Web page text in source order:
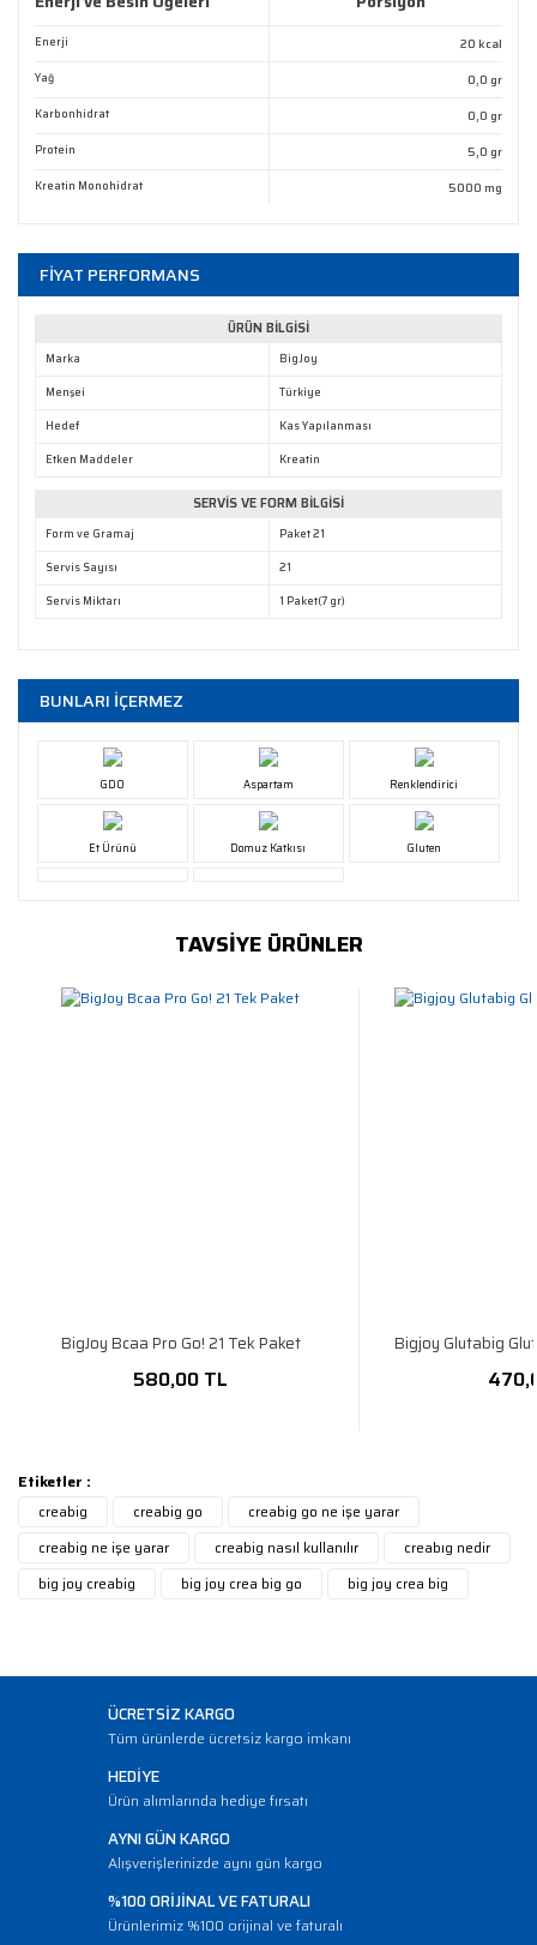
Ürün resmi kalitesiz, bozuk veya görüntülenemiyor.
Bu ürüne benzer farklı alternatifler olmalı.
Gönder
Enerji 20 kcal
Yağ 0,0 gr
Karbonhidrat 0,0 gr
Protein 5,0 gr
Kreatin Monohidrat 5000 mg
FİYAT PERFORMANS
ÜRÜN BİLGİSİ
Marka
BigJoy
Menşei
Türkiye
Hedef
Kas Yapılanması
Etken Maddeler
Kreatin
SERVİS VE FORM BİLGİSİ
Form ve Gramaj
Paket 21
Servis Sayısı
21
Servis Miktarı
1 Paket(7 gr)
BUNLARI İÇERMEZ
GDO Aspartam Renklendirici
Et Ürünü Domuz Katkısı Gluten
TAVSİYE ÜRÜNLER
BigJoy Bcaa Pro Go! 21 Tek Paket
580,00 TL
Bigjoy Glutabig
Etiketler :
creabig
creabig go
creabig go ne işe yarar
creabig ne işe yarar
creabig nasıl kullanılır
creabıg nedir
big joy creabig
big joy crea big go big joy crea big
ÜCRETSİZ KARGO
Tüm ürünlerde ücretsiz kargo imkanı
HEDİYE
Ürün alımlarında hediye fırsatı
AYNI GÜN KARGO
Alışverişlerinizde aynı gün kargo
%100 ORİJİNAL VE FATURALI
Ürünlerimiz %100 orijinal ve faturalı